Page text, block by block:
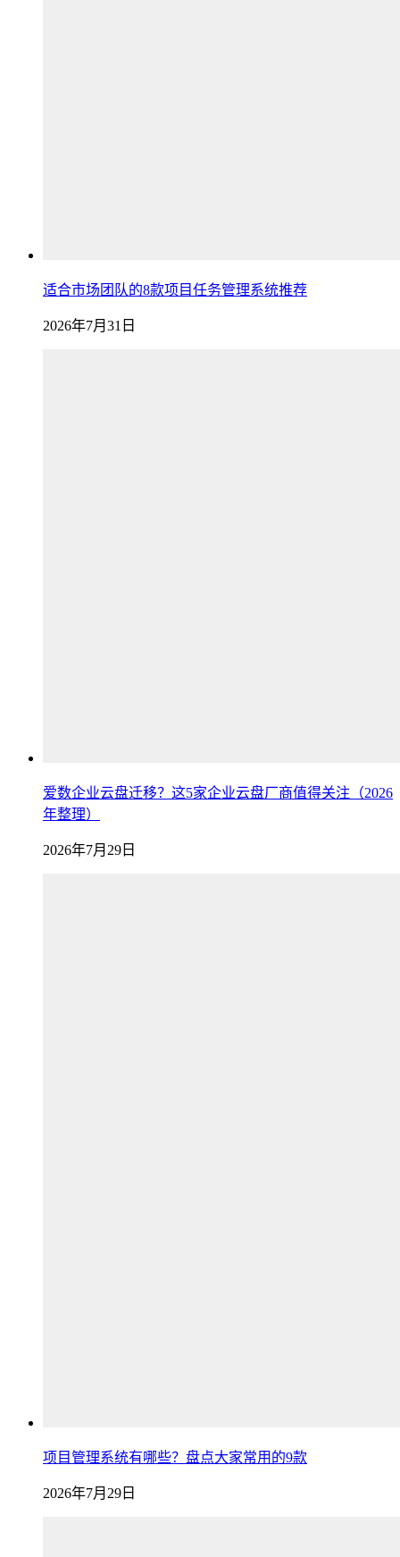
适合市场团队的8款项目任务管理系统推荐
2026年7月31日
爱数企业云盘迁移？这5家企业云盘厂商值得关注（2026
年整理）
2026年7月29日
项目管理系统有哪些？盘点大家常用的9款
2026年7月29日